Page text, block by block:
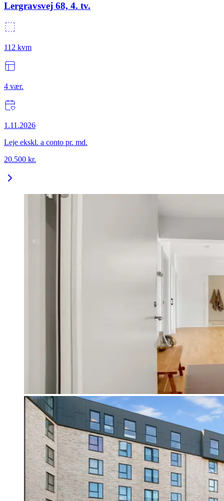
Lergravsvej 68, 4. tv.
112 kvm
4 vær.
1.11.2026
Leje ekskl. a conto pr. md.
20.500 kr.